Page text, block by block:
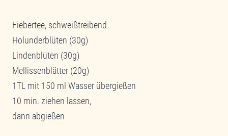
Fiebertee, schweißtreibend
Holunderblüten (30g)
Lindenblüten (30g)
Mellissenblätter (20g)
1TL mit 150 ml Wasser übergießen
10 min. ziehen lassen,
dann abgießen